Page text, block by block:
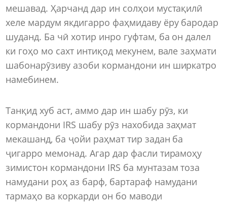
мешавад. Ҳарчанд дар ин солҳои мустақилӣ
хеле мардум якдигарро фаҳмидаву ёру бародар
шуданд. Ба чӣ хотир инро гуфтам, ба он далел
ки гоҳо мо сахт интиқод мекунем, вале заҳмати
шабонарӯзиву азоби кормандони ин ширкатро
намебинем.
Танқид хуб аст, аммо дар ин шабу рӯз, ки
кормандони IRS шабу рӯз нахобида заҳмат
мекашанд, ба ҷойи раҳмат тир задан ба
ҷигарро мемонад. Агар дар фасли тирамоҳу
зимистон кормандони IRS ба мунтазам тоза
намудани роҳ аз барф, бартараф намудани
тармаҳо ва коркарди он бо маводи